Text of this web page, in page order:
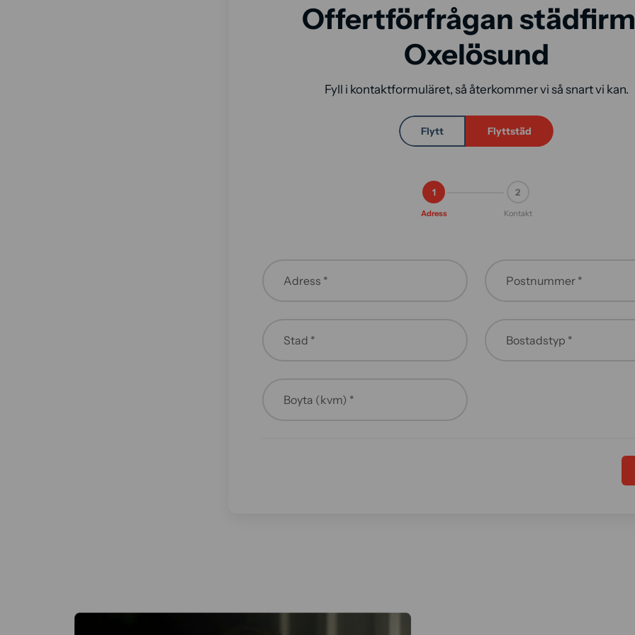
Offertförfrågan
Oxelösund
Fyll i kontaktformuläret, så återkommer vi så snart vi kan.
Flytt Flyttstäd
1
Adress
2
Kontakt
Adress * Postnummer *
Stad *
Boyta (kvm) *